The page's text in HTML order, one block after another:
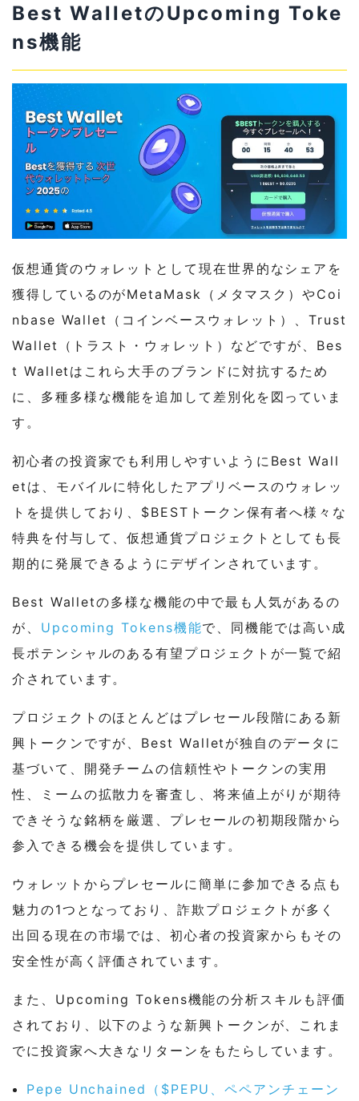
Best WalletのUpcoming Toke
ns機能
仮想通貨のウォレットとして現在世界的なシェアを
獲得しているのがMetaMask（メタマスク）やCoi
nbase Wallet（コインベースウォレット）、Trust
Wallet（トラスト・ウォレット）などですが、Bes
t Walletはこれら大手のブランドに対抗するため
に、多種多様な機能を追加して差別化を図っていま
す。
初心者の投資家でも利用しやすいようにBest Wall
etは、モバイルに特化したアプリベースのウォレッ
トを提供しており、$BESTトークン保有者へ様々な
特典を付与して、仮想通貨プロジェクトとしても長
期的に発展できるようにデザインされています。
Best Walletの多様な機能の中で最も人気があるの
が、 Upcoming Tokens機能で、同機能では高い成
長ポテンシャルのある有望プロジェクトが一覧で紹
介されています。
プロジェクトのほとんどはプレセール段階にある新
興トークンですが、Best Walletが独自のデータに
基づいて、開発チームの信頼性やトークンの実用
性、ミームの拡散力を審査し、将来値上がりが期待
できそうな銘柄を厳選、プレセールの初期段階から
参入できる機会を提供しています。
ウォレットからプレセールに簡単に参加できる点も
魅力の1つとなっており、詐欺プロジェクトが多く
出回る現在の市場では、初心者の投資家からもその
安全性が高く評価されています。
また、Upcoming Tokens機能の分析スキルも評価
されており、以下のような新興トークンが、これま
でに投資家へ大きなリターンをもたらしています。
Pepe Unchained（$PEPU、ペペアンチェーン